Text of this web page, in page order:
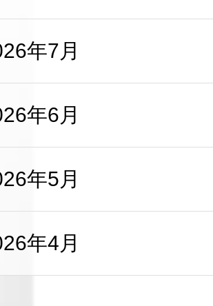
年7月
年6月
年5月
年4月